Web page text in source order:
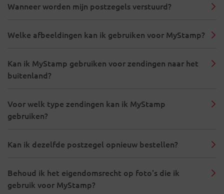
Wanneer worden mijn postzegels verstuurd?
Welke afbeeldingen kan ik gebruiken voor MyStamp?
Kan ik MyStamp gebruiken voor zendingen naar het
buitenland?
Voor welk type zendingen kan ik MyStamp
gebruiken?
Kan ik dezelfde postzegel opnieuw bestellen?
Behoud ik het eigendomsrecht op foto's die ik
gebruik voor MyStamp?